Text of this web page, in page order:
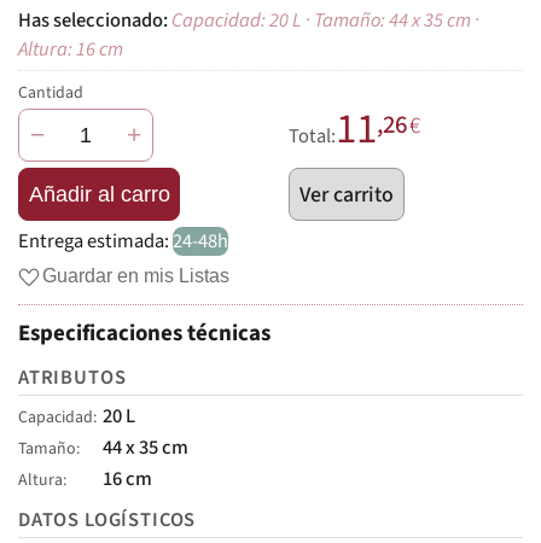
Capacidad: 20 L · Tamaño: 44 x 35 cm ·
Altura: 16 cm
Cantidad
− +
Añadir al carro
Total:11,26€
Ver carrito
Entrega estimada:24-48h
Guardar en mis Listas
Especificaciones técnicas
ATRIBUTOS
Capacidad 20 L
Tamaño 44 x 35 cm
Altura
16 cm
DATOS LOGÍSTICOS